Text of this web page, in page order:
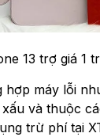
13 trợ giá 1
hợp máy lỗi
và thuộc
trừ phí tại